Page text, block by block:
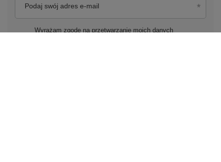
Podaj swój adres e-mail
Wyrażam zgodę na przetwarzanie moich danych